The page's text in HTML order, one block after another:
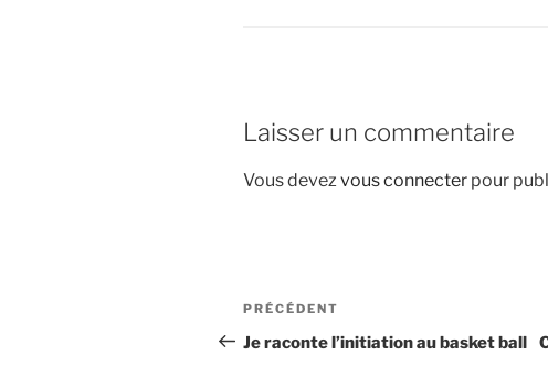
Laisser un commentaire
Vous devez vous connecter pour
Navigation
de
Article
précédent
PRÉCÉDENT
Je raconte l’initiation au basket ball